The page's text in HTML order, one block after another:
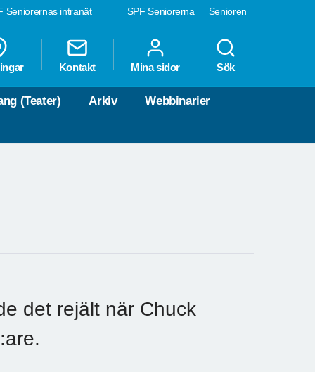
SPF Seniorerna Senioren
Seniorernas intranät
Kontakt Mina sidor Sök
(Teater) Arkiv Webbinarier
det rejält när Chuck